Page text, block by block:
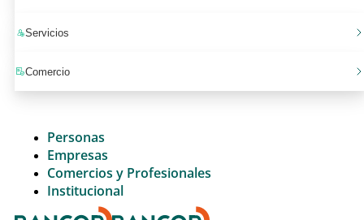
Servicios
Comercio
Personas
Empresas
Comercios y Profesionales
Institucional